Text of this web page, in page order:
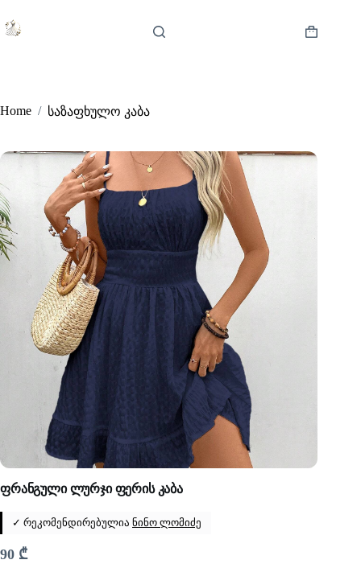
to
content
Shopping
Home / საზაფხულო კაბა
ფრანგული ლურჯი ფერის კაბა
✓ რეკომენდირებულია ნინო ლომიძე
90 ₾